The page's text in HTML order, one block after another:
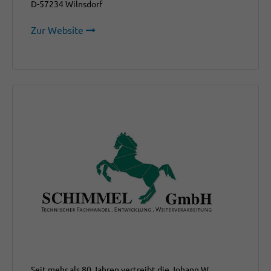
D-57234 Wilnsdorf
Zur Website